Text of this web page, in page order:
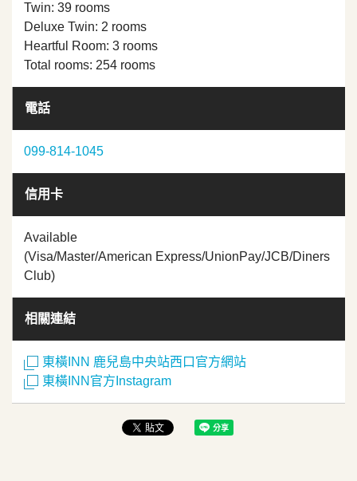
Twin: 39 rooms
Deluxe Twin: 2 rooms
Heartful Room: 3 rooms
Total rooms: 254 rooms
電話
099-814-1045
信用卡
Available
(Visa/Master/American Express/UnionPay/JCB/Diners
Club)
相關連結
東橫INN 鹿兒島中央站西口官方網站
東橫INN官方Instagram